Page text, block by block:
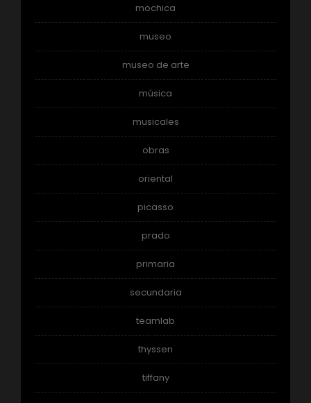
mochica
museo
museo de arte
música
musicales
obras
oriental
picasso
prado
primaria
secundaria
teamlab
thyssen
tiffany